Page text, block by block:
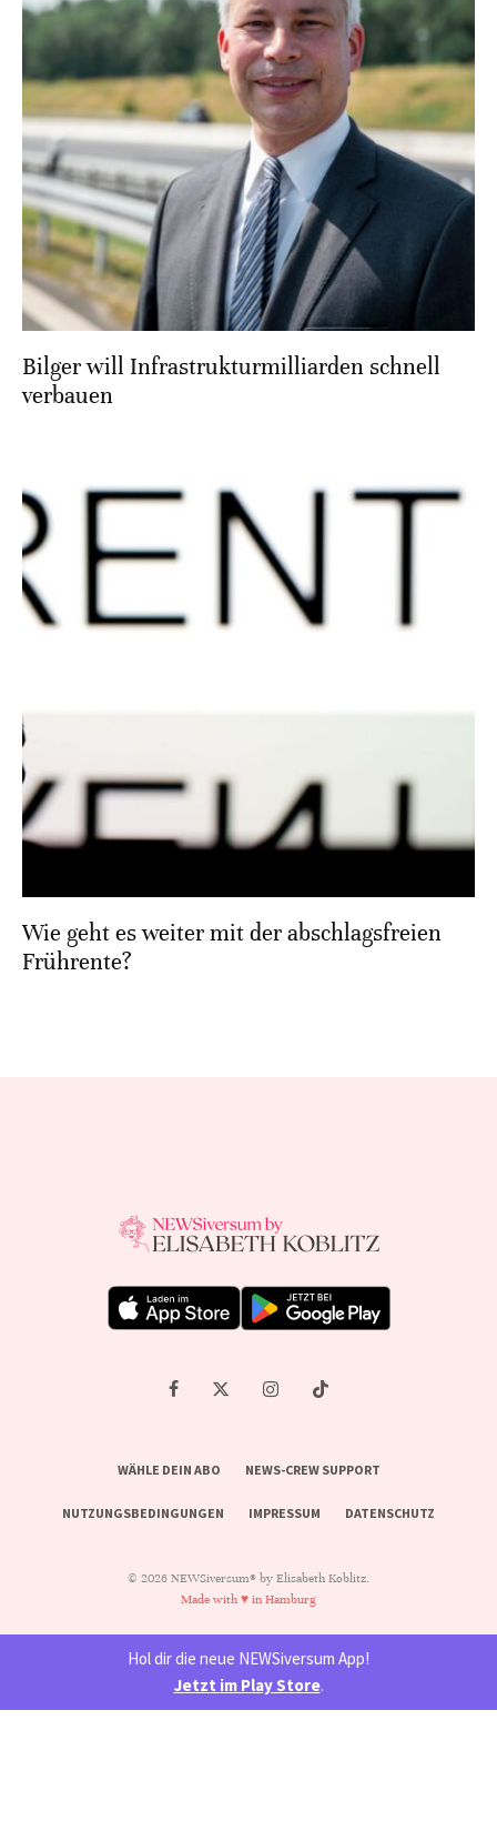
Bilger will Infrastrukturmilliarden schnell
verbauen
Wie geht es weiter mit der abschlagsfreien
Frührente?
WÄHLE DEIN ABO NEWS-CREW SUPPORT
NUTZUNGSBEDINGUNGEN IMPRESSUM DATENSCHUTZ
© 2026 NEWSiversum® by Elisabeth Koblitz.
Made with ♥ in Hamburg
Hol dir die neue NEWSiversum App!
Jetzt im Play Store.